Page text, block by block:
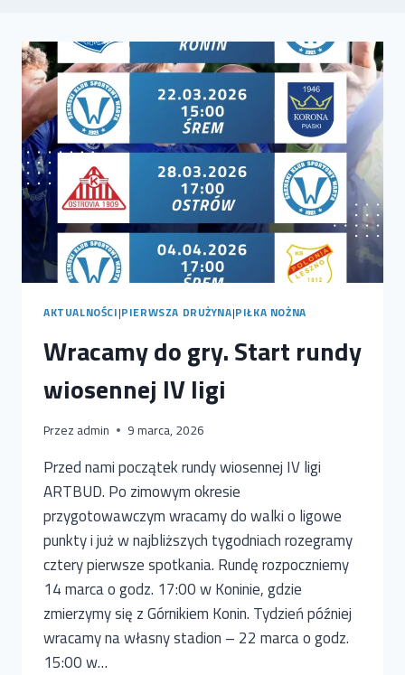
AKTUALNOŚCI|PIERWSZA DRUŻYNA|PIŁKA NOŻNA
Wracamy do gry. Start rundy
wiosennej IV ligi
Przez admin 9 marca, 2026
Przed nami początek rundy wiosennej IV ligi
ARTBUD. Po zimowym okresie
przygotowawczym wracamy do walki o ligowe
punkty i już w najbliższych tygodniach rozegramy
cztery pierwsze spotkania. Rundę rozpoczniemy
14 marca o godz. 17:00 w Koninie, gdzie
zmierzymy się z Górnikiem Konin. Tydzień później
wracamy na własny stadion – 22 marca o godz.
15:00 w…